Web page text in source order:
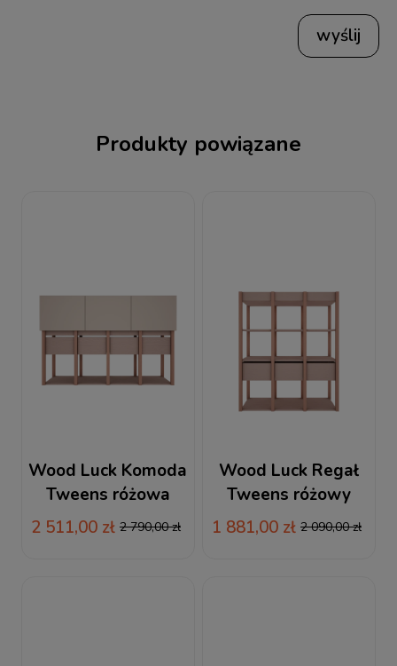
wyślij
Produkty powiązane
Wood Luck Komoda
Tweens różowa
2 511,00 zł 2 790,00 zł
Wood Luck Regał
Tweens różowy
1 881,00 zł 2 090,00 zł